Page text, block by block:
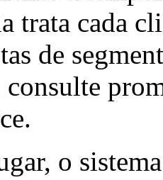
trata cada
de
consulte
o